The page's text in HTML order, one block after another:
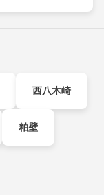
西八木崎
粕壁